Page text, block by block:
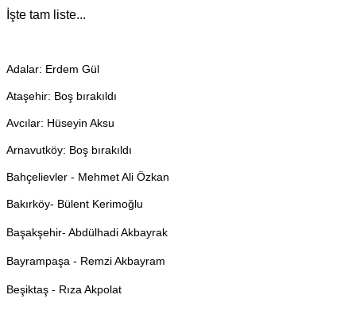
İşte tam liste...
Adalar: Erdem Gül
Ataşehir: Boş bırakıldı
Avcılar: Hüseyin Aksu
Arnavutköy: Boş bırakıldı
Bahçelievler - Mehmet Ali Özkan
Bakırköy- Bülent Kerimoğlu
Başakşehir- Abdülhadi Akbayrak
Bayrampaşa - Remzi Akbayram
Beşiktaş - Rıza Akpolat